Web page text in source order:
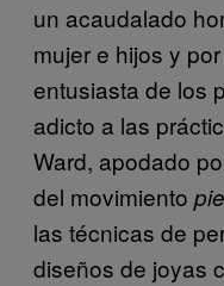
un acaudalado
mujer e hijos y
entusiasta de los
adicto a las
Ward, apodado
del movimiento
las técnicas de
diseños de joyas